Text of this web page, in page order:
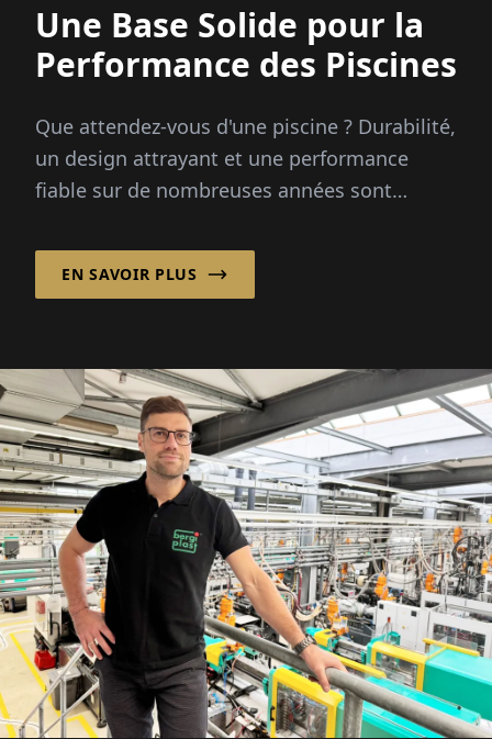
Une Base Solide pour la
Performance des Piscines
Que attendez-vous d'une piscine ? Durabilité,
un design attrayant et une performance
fiable sur de nombreuses années sont
EN SAVOIR PLUS